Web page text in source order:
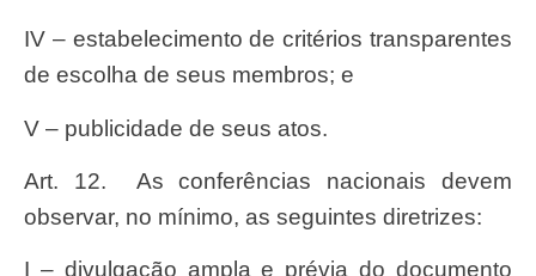
IV – estabelecimento de critérios transparentes
de escolha de seus membros; e
V – publicidade de seus atos.
Art. 12. As conferências nacionais devem
observar, no mínimo, as seguintes diretrizes:
I – divulgação ampla e prévia do documento